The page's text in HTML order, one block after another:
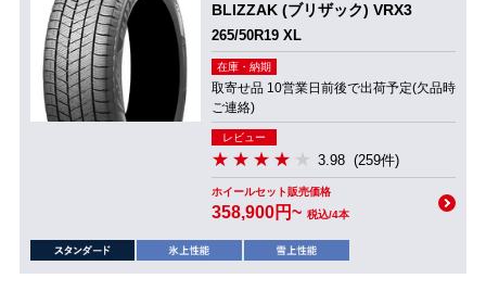
BLIZZAK (ブリザック) VRX3
265/50R19 XL
在庫・納期
取寄せ品 10営業日前後で出荷予定(欠品時
ご連絡)
レビュー
3.98 (259件)
ホイールセット販売価格
358,900円~ 税込/4本